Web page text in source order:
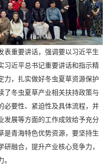
表重要讲话，强调要以习近平生
习近平总书记重要讲话和指示精
力，扎实做好冬虫夏草资源保护
了冬虫夏草产业相关扶持政策与
必要性、紧迫性及具体流程，并
发展等方面的工作成效给予充分
是青海特色优势资源，要坚持生
融合，提升产业核心竞争力，